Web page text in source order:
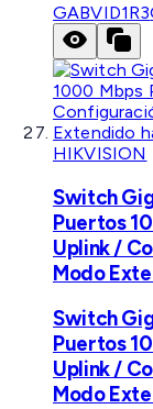
GABVID1R3
HIKVISION
Switch
Puertos
Uplink /
Modo
Switch
Puertos
Uplink /
Modo